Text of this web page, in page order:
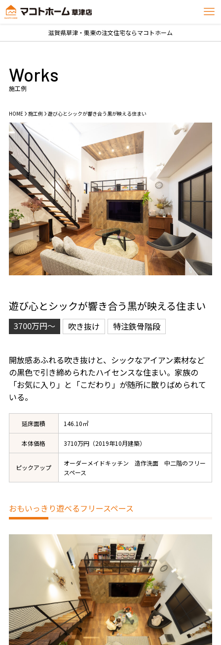
滋賀県草津・栗東の注文住宅ならマコトホーム
HOME 施工例 遊び心とシックが響き合う黒が映える住まい
Works
施工例
遊び心とシックが響き合う黒が映える住まい
3700万円～ 吹き抜け 特注鉄骨階段
開放感あふれる吹き抜けと、シックなアイアン素材など
の黒色で引き締められたハイセンスな住まい。家族の
「お気に入り」と「こだわり」が随所に散りばめられて
いる。
延床面積 146.10㎡
本体価格 3710万円（2019年10月建築）
ピックアップ
オーダーメイドキッチン 造作洗面 中二階のフリー
スペース
おもいっきり遊べるフリースペース